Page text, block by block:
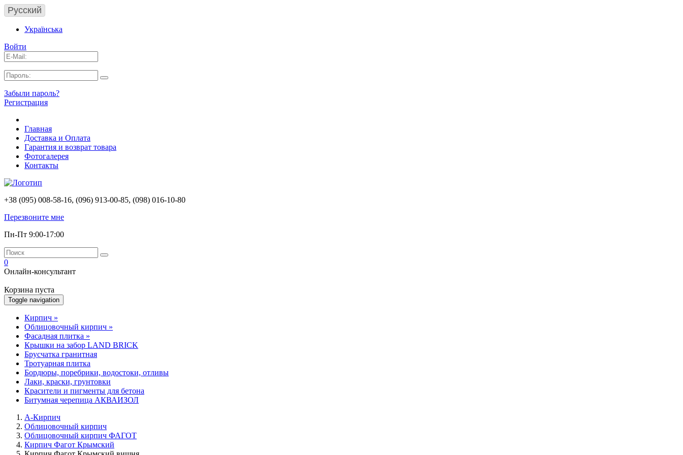
Русский
Українська
Войти
Забыли пароль?
Регистрация
Главная
Доставка и Оплата
Гарантия и возврат товара
Фотогалерея
Контакты
+38 (095) 008-58-16, (096) 913-00-85, (098) 016-10-80
Перезвоните мне
Пн-Пт 9:00-17:00
0
Онлайн-консультант
Корзина пуста
Toggle navigation
Кирпич »
Облицовочный кирпич »
Фасадная плитка »
Крышки на забор LAND BRICK
Брусчатка гранитная
Тротуарная плитка
Бордюры, поребрики, водостоки, отливы
Лаки, краски, грунтовки
Красители и пигменты для бетона
Битумная черепица АКВАИЗОЛ
А-Кирпич
Облицовочный кирпич
Облицовочный кирпич ФАГОТ
Кирпич Фагот Крымский